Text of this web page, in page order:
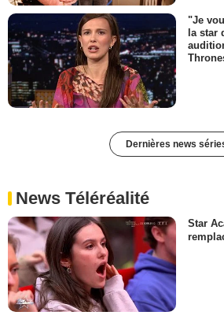
"Je
la star
Dernières news
News Téléréalité
Star